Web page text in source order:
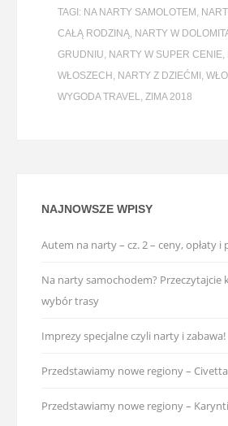
TAGI: NA NARTY SAMOLOTEM ,
CAŁĄ RODZINĄ, NARTY W
GRUDNIU, NARTY W SUPER CENIE,
WŁOSZECH , NARTY Z DZIEĆMI ,
WYGODA TRAVEL, ZIMA 2018
NAJNOWSZE WPISY
Autem na narty – cz. 2 – ceny, opłaty i
Na narty samochodem? Przeczytajcie
wybór trasy
Imprezy specjalne czyli narty i zabawa!
Przedstawiamy nowe regiony –
Przedstawiamy nowe regiony –